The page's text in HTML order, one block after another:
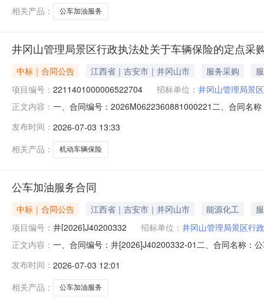
相关产品：
公车加油服务
井冈山管理局景区行政执法处关于车辆保险的定点采
中标｜合同公告 江西省｜吉安市｜井冈山市 服务采购
项目编号： 2211401000006522704 招标单位： 井冈山管理局景
正文内容： 一、合同编号：2026M0622360881000221二、合同名
司吉安市分公司地址：江西省吉安市吉州区吉福路48号
发布时间： 2026-07-03 13:33
相关产品：
机动车辆保险
公车加油服务合同
中标｜合同公告 江西省｜吉安市｜井冈山市 能源化工
项目编号： 井[2026]J40200332 招标单位： 井冈山管理局景区行
正文内容： 一、合同编号：井[2026]J40200332-01二、合同名称：
大道215号联系方式：18179690981六、合同主要信息
发布时间： 2026-07-03 12:01
相关产品：
公车加油服务